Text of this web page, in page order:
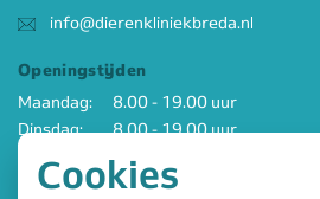
Cookies
info@dierenkliniekbreda.nl
Openingstijden
Maandag:
8.00 - 19.00 uur
Dinsdag:
8.00 - 19.00 uur
Woensdag:
8.00 - 19.00 uur
Donderdag: 8.00 - 19.00 uur